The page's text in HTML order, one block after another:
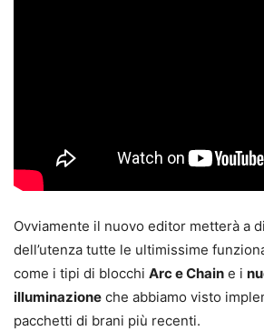
Ovviamente il nuovo editor metterà a
dell’utenza tutte le ultimissime
come i tipi di blocchi Arc e Chain e i
illuminazione che abbiamo visto
pacchetti di brani più recenti.